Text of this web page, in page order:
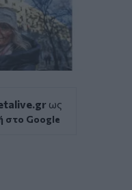
ως
στο Google